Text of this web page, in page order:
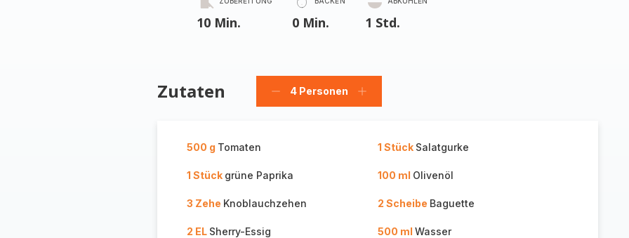
10 Min. 0 Min. 1 Std.
Zutaten
Personen
4 Personen
Personen
500 g Tomaten 1 Stück Salatgurke
1 Stück grüne Paprika 100 ml Olivenöl
3 Zehe Knoblauchzehen 2 Scheibe Baguette
2 EL Sherry-Essig 500 ml Wasser